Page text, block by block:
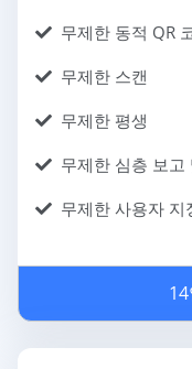
무제한 동적 QR
무제한 스캔
무제한 평생
무제한 심층 보고
무제한 사용자 지